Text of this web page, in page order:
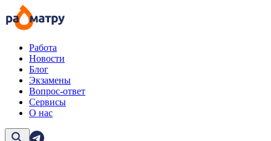
Работа
Новости
Блог
Экзамены
Вопрос-ответ
Сервисы
О нас